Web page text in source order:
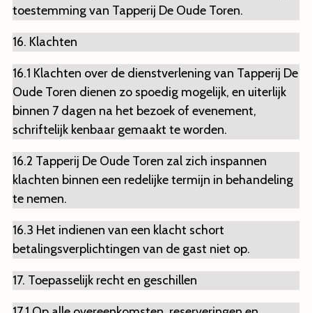
toestemming van Tapperij De Oude Toren.
16. Klachten
16.1 Klachten over de dienstverlening van Tapperij De
Oude Toren dienen zo spoedig mogelijk, en uiterlijk
binnen 7 dagen na het bezoek of evenement,
schriftelijk kenbaar gemaakt te worden.
16.2 Tapperij De Oude Toren zal zich inspannen
klachten binnen een redelijke termijn in behandeling
te nemen.
16.3 Het indienen van een klacht schort
betalingsverplichtingen van de gast niet op.
17. Toepasselijk recht en geschillen